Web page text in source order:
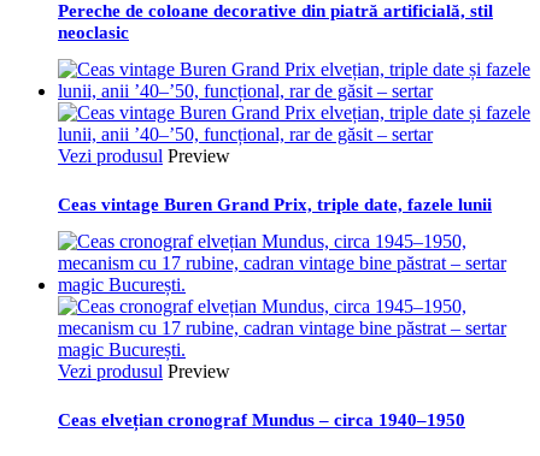
Pereche de coloane decorative din piatră artificială, stil
neoclasic
Vezi produsul Preview
Ceas vintage Buren Grand Prix, triple date, fazele lunii
Vezi produsul Preview
Ceas elvețian cronograf Mundus – circa 1940–1950